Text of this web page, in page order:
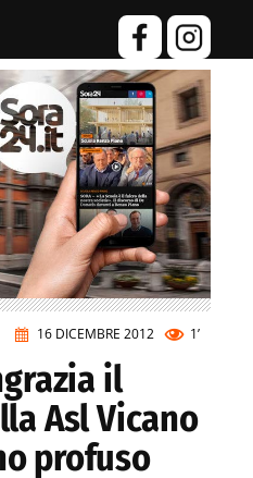
16 DICEMBRE 2012 1’
il
Asl Vicano
profuso